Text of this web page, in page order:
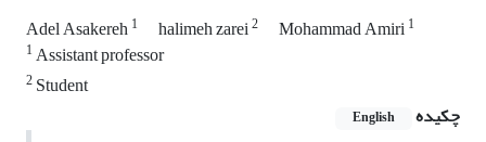
Adel Asakereh1 halimeh zarei2 Mohammad Amiri1
1Assistant professor
2Student
چکیده
English